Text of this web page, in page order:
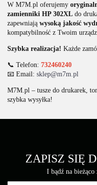
W M7M.pl oferujemy
zamienniki HP 302XL do
zapewniają wysoką jakość
kompatybilność z Twoim
Szybka realizacja! Każde
📞 Telefon: 732460240
📧 Email: sklep@m7m.pl
M7M.pl – tusze do drukarek,
szybka wysyłka!
ZAPISZ SIĘ
I bądź na